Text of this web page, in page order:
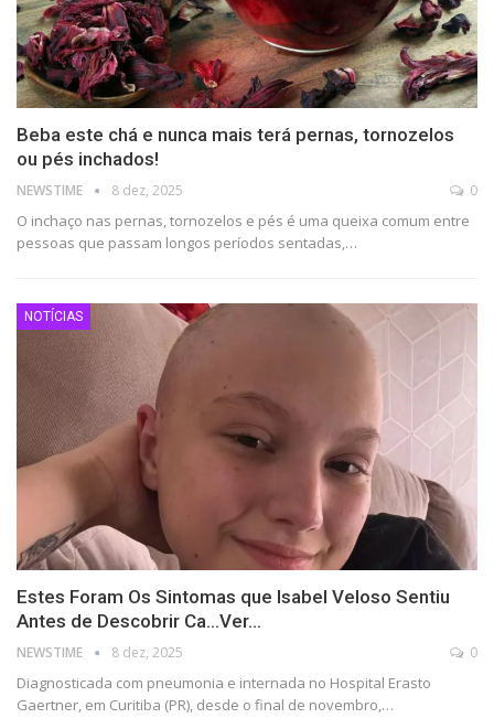
Beba este chá e nunca mais terá pernas, tornozelos
ou pés inchados!
NEWSTIME 8 dez, 2025 0
O inchaço nas pernas, tornozelos e pés é uma queixa comum entre
pessoas que passam longos períodos sentadas,…
NOTÍCIAS
Estes Foram Os Sintomas que Isabel Veloso Sentiu
Antes de Descobrir Ca…Ver…
NEWSTIME 8 dez, 2025 0
Diagnosticada com pneumonia e internada no Hospital Erasto
Gaertner, em Curitiba (PR), desde o final de novembro,…